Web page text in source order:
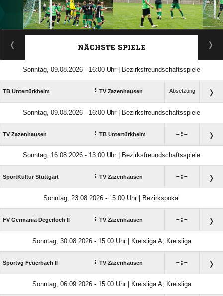
ANZEIGE
NÄCHSTE SPIELE
Sonntag, 09.08.2026 - 16:00 Uhr | Bezirksfreundschaftsspiele
TB Untertürkheim : TV Zazenhausen Absetzung
Sonntag, 09.08.2026 - 16:00 Uhr | Bezirksfreundschaftsspiele
TV Zazenhausen : TB Untertürkheim :
Sonntag, 16.08.2026 - 13:00 Uhr | Bezirksfreundschaftsspiele
SportKultur Stuttgart : TV Zazenhausen :
Sonntag, 23.08.2026 - 15:00 Uhr | Bezirkspokal
FV Germania Degerloch II : TV Zazenhausen :
Sonntag, 30.08.2026 - 15:00 Uhr | Kreisliga A; Kreisliga
Sportvg Feuerbach II : TV Zazenhausen :
Sonntag, 06.09.2026 - 15:00 Uhr | Kreisliga A; Kreisliga